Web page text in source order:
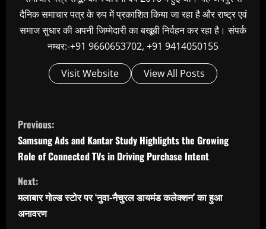
दैनिक समाचार पत्र के रुप में प्रकाशित किया जा रहा है और राष्ट्र एवं
समाज सुधार की अपनी जिम्मेदारी का बखूबी निर्वहन कर रहा है। संपर्क
नम्बर:-+91 9660653702, +91 9414050155
Visit Website View All Posts
C
o
n
t
i
n
Previous:
Samsung Ads and Kantar Study Highlights the Growing
Role of Connected TVs in Driving Purchase Intent
Next:
मलाबार गोल्ड स्टोर पर ‘नुवा-नैचुरल डायमंड कलेक्शन’ का हुआ
अनावरण